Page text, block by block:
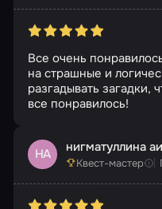
Все очень
на страшные и
разгадывать загадки,
все понравилось!
НА нигматуллина
Квест-мастер